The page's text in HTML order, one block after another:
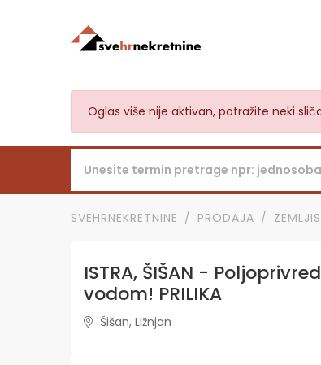
Oglas više nije aktivan, potražite neki
SVEHRNEKRETNINE PRODAJA
ISTRA, ŠIŠAN -
vodom! PRILIKA
Šišan, Ližnjan